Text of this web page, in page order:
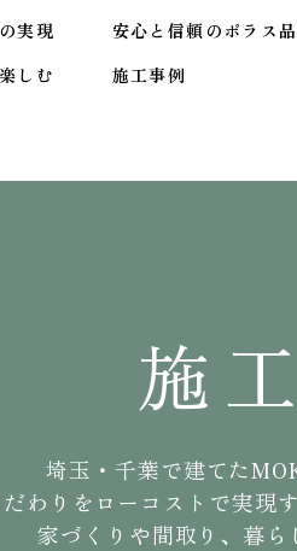
実現 安心と信頼のポラス
しむ
施工事例
施
埼玉・千葉で建てた
わりをローコストで実現
家づくりや間取り、暮ら